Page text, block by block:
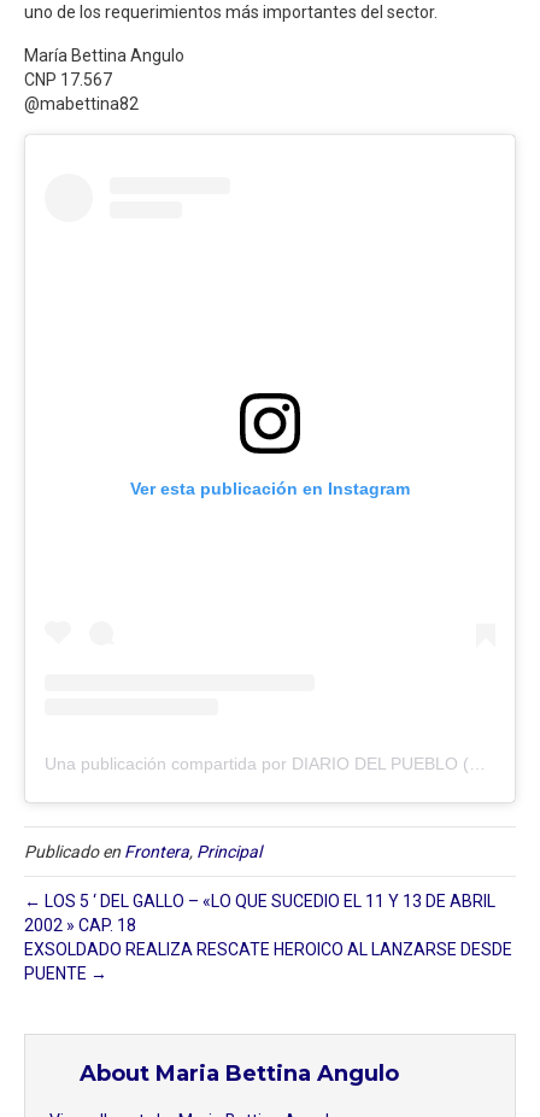
uno de los requerimientos más importantes del sector.
María Bettina Angulo
CNP 17.567
@mabettina82
Ver esta publicación en Instagram
Una publicación compartida por DIARIO DEL PUEBLO (@diariodlpueblo)
Publicado en Frontera, Principal
← LOS 5 ‘ DEL GALLO – «LO QUE SUCEDIO EL 11 Y 13 DE ABRIL
2002 » CAP. 18
EXSOLDADO REALIZA RESCATE HEROICO AL LANZARSE DESDE
PUENTE →
About Maria Bettina Angulo